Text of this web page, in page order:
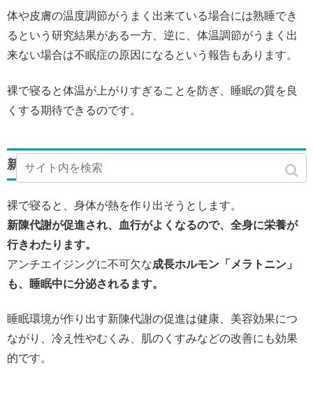
体や皮膚の温度調節がうまく出来ている場合には熟睡でき
るという研究結果がある一方、逆に、体温調節がうまく出
来ない場合は不眠症の原因になるという報告もあります。
裸で寝ると体温が上がりすぎることを防ぎ、睡眠の質を良
くする期待できるのです。
新陳代謝の促進
裸で寝ると、身体が熱を作り出そうとします。
新陳代謝が促進され、血行がよくなるので、全身に栄養が
行きわたります。
アンチエイジングに不可欠な成長ホルモン「メラトニン」
も、睡眠中に分泌されるます。
睡眠環境が作り出す新陳代謝の促進は健康、美容効果につ
ながり、冷え性やむくみ、肌のくすみなどの改善にも効果
的です。